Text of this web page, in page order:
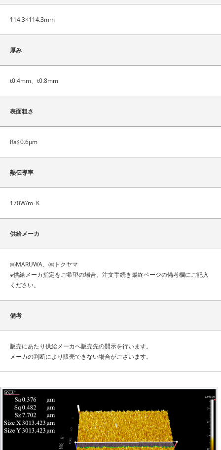
114.3×114.3mm
厚み
t0.4mm、t0.8mm
表面粗さ
Ra≦0.6μm
熱伝導率
170W/m･K
供給メーカ
㈱MARUWA、㈱トクヤマ
※供給メーカ指定をご希望の場合、注文手続き最終ページの備考欄にご記入
ください。
備考
販売にあたり供給メーカへ販売先の開示を行います。
メーカの判断により販売できない場合がございます。